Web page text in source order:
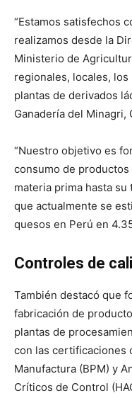
“Estamos satisfechos
realizamos desde la
Ministerio de
regionales, locales,
plantas de derivados
Ganadería del Minagri,
“Nuestro objetivo es
consumo de
materia prima hasta su
que actualmente se
quesos en Perú en
Controles de
También destacó que
fabricación de
plantas de
con las certificaciones
Manufactura (BPM) y
Críticos de Control